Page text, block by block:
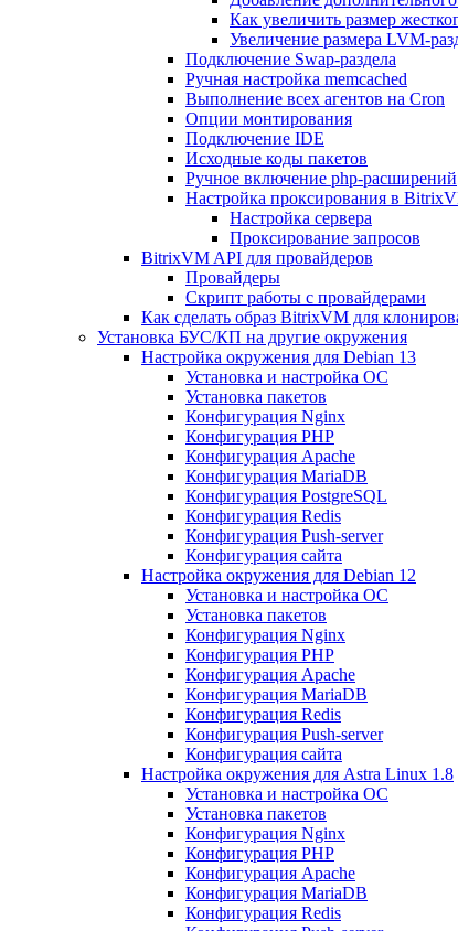
Как увеличить размер
Увеличение размера LVM-
Подключение Swap-раздела
Ручная настройка memcached
Выполнение всех агентов на Cron
Опции монтирования
Подключение IDE
Исходные коды пакетов
Ручное включение php-расширений
Настройка проксирования в
Настройка сервера
Проксирование запросов
BitrixVM API для провайдеров
Провайдеры
Скрипт работы с провайдерами
Как сделать образ BitrixVM для
Установка БУС/КП на другие окружения
Настройка окружения для Debian 13
Установка и настройка ОС
Установка пакетов
Конфигурация Nginx
Конфигурация PHP
Конфигурация Apache
Конфигурация MariaDB
Конфигурация PostgreSQL
Конфигурация Redis
Конфигурация Push-server
Конфигурация сайта
Настройка окружения для Debian 12
Установка и настройка ОС
Установка пакетов
Конфигурация Nginx
Конфигурация PHP
Конфигурация Apache
Конфигурация MariaDB
Конфигурация Redis
Конфигурация Push-server
Конфигурация сайта
Настройка окружения для Astra Linux 1.8
Установка и настройка ОС
Установка пакетов
Конфигурация Nginx
Конфигурация PHP
Конфигурация Apache
Конфигурация MariaDB
Конфигурация Redis